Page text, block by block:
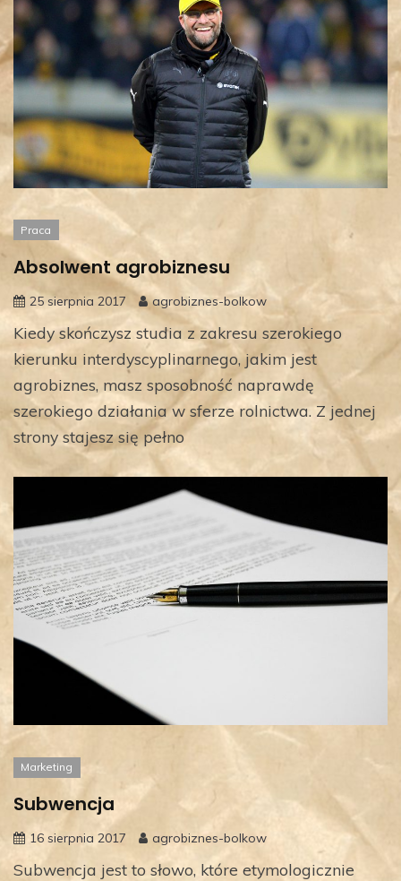
Praca
Absolwent agrobiznesu
25 sierpnia 2017 agrobiznes-bolkow
Kiedy skończysz studia z zakresu szerokiego
kierunku interdyscyplinarnego, jakim jest
agrobiznes, masz sposobność naprawdę
szerokiego działania w sferze rolnictwa. Z jednej
strony stajesz się pełno
Marketing
Subwencja
16 sierpnia 2017 agrobiznes-bolkow
Subwencja jest to słowo, które etymologicznie